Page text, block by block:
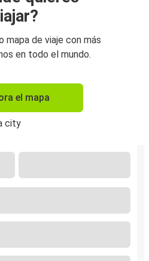
mapa de viaje con más
en todo el mundo.
el mapa